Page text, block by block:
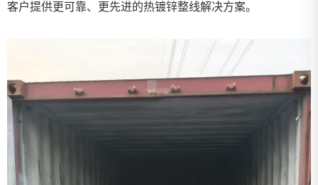
客户提供更可靠、更先进的热镀锌整线解决方案。